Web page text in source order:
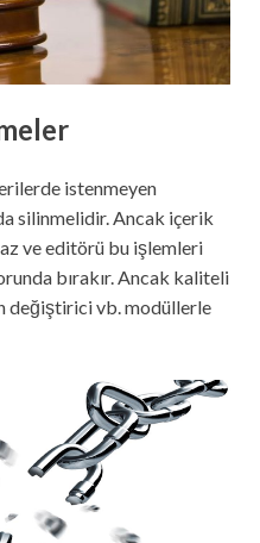
istenmeyen
silinmelidir. Ancak içerik
ve editörü bu işlemleri
bırakır. Ancak kaliteli
değiştirici vb. modüllerle